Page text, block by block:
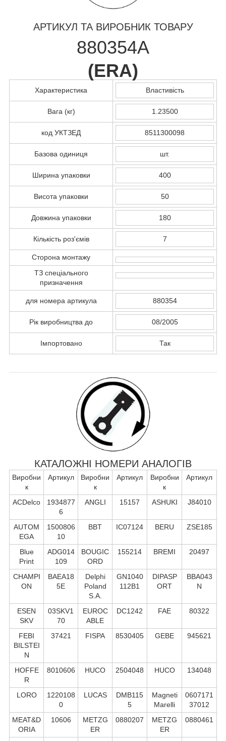
АРТИКУЛ ТА ВИРОБНИК ТОВАРУ
880354A
(ERA)
Характеристика Властивість
Вага (кг) 1.23500
код УКТЗЕД 8511300098
Базова одиниця шт.
Ширина упаковки 400
Висота упаковки 50
Довжина упаковки 180
Кількість роз'ємів 7
Сторона монтажу
ТЗ спеціального
призначення
для номера артикула 880354
Рік виробництва до 08/2005
Імпортовано Так
КАТАЛОЖНІ НОМЕРИ АНАЛОГІВ
Виробни
к
Артикул
Виробни
к
Артикул
Виробни
к
Артикул
ACDelco
1934877
6
ANGLI 15157 ASHUKI J84010
AUTOM
EGA
1500806
10
BBT IC07124 BERU ZSE185
Blue
Print
ADG014
109
BOUGIC
ORD
155214 BREMI 20497
CHAMPI
ON
BAEA18
5E
Delphi
Poland
S.А.
GN1040
112B1
DIPASP
ORT
BBA043
N
ESEN
SKV
03SKV1
70
EUROC
ABLE
DC1242 FAE 80322
FEBI
BILSTEI
N
37421 FISPA 8530405 GEBE 945621
HOFFE
R
8010606 HUCO 2504048 HUCO 134048
LORO
1220108
0
LUCAS
DMB115
5
Magneti
Marelli
0607171
37012
MEAT&D
ORIA
10606
METZG
ER
0880207
METZG
ER
0880461